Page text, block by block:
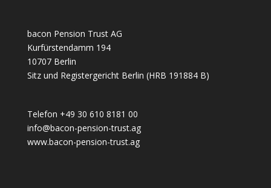
bacon Pension Trust AG
Kurfürstendamm 194
10707 Berlin
Sitz und Registergericht Berlin (HRB 191884 B)
Telefon +49 30 610 8181 00
info@bacon-pension-trust.ag
www.bacon-pension-trust.ag